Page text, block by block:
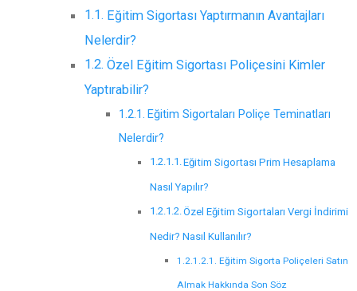
Eğitim Sigortası Yaptırmanın Avantajları
Nelerdir?
Özel Eğitim Sigortası Poliçesini Kimler
Yaptırabilir?
Eğitim Sigortaları Poliçe Teminatları
Nelerdir?
Eğitim Sigortası Prim Hesaplama
Nasıl Yapılır?
Özel Eğitim Sigortaları Vergi İndirimi
Nedir? Nasıl Kullanılır?
Eğitim Sigorta Poliçeleri Satın
Almak Hakkında Son Söz